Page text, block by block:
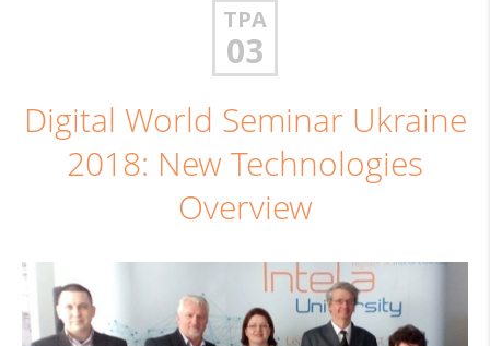
ТРА
03
Digital World Seminar Ukraine
2018: New Technologies
Overview